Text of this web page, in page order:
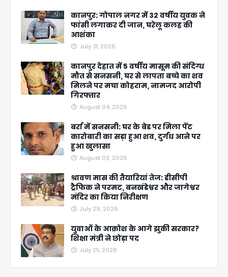
कानपुर: गोपाल नगर में 32 वर्षीय युवक ने
फांसी लगाकर दी जान, घरेलू कलह की
आशंका
July 31, 2026
कानपुर देहात में 5 वर्षीय मासूम की संदिग्ध
मौत से सनसनी, घर से लापता बच्चे का शव
मिलने पर मचा कोहराम, नामजद आरोपी
गिरफ्तार
August 04, 2026
बर्रा में सनसनी: घर के बेड पर मिला पेंट
कारोबारी का सड़ा हुआ शव, दुर्गंध आने पर
हुआ खुलासा
August 03, 2026
श्रावण मास की तैयारियां तेज: डीसीपी
ट्रैफिक ने परमट, बनखंडेश्वर और जागेश्वर
मंदिर का किया निरीक्षण
July 29, 2026
युवाओं के आक्रोश के आगे झुकी सरकार?
शिक्षा मंत्री ने छोड़ा पद
July 25, 2026